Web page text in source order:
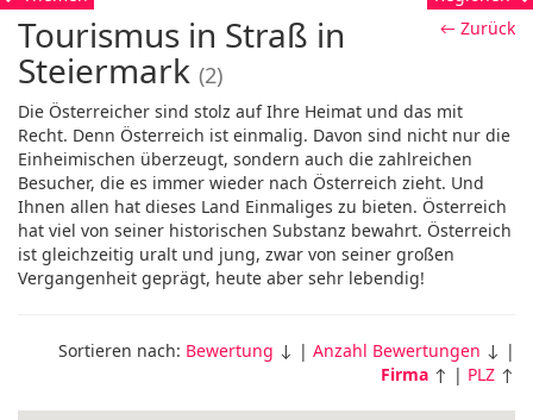
← Zurück
Tourismus in Straß in
Steiermark (2)
Die Österreicher sind stolz auf Ihre Heimat und das mit
Recht. Denn Österreich ist einmalig. Davon sind nicht nur die
Einheimischen überzeugt, sondern auch die zahlreichen
Besucher, die es immer wieder nach Österreich zieht. Und
Ihnen allen hat dieses Land Einmaliges zu bieten. Österreich
hat viel von seiner historischen Substanz bewahrt. Österreich
ist gleichzeitig uralt und jung, zwar von seiner großen
Vergangenheit geprägt, heute aber sehr lebendig!
Sortieren nach: Bewertung ↓ | Anzahl Bewertungen ↓ |
Firma ↑ | PLZ ↑